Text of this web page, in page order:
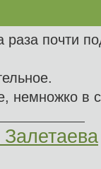
почти
немножко в